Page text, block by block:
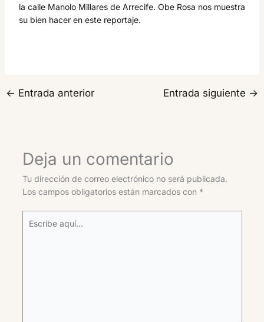
la calle Manolo Millares de Arrecife. Obe Rosa nos muestra
su bien hacer en este reportaje.
← Entrada anterior Entrada siguiente →
Deja un comentario
Tu dirección de correo electrónico no será publicada.
Los campos obligatorios están marcados con *
aquí...